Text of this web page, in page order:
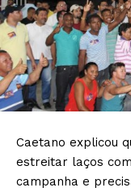
Caetano explicou
estreitar laços
campanha e